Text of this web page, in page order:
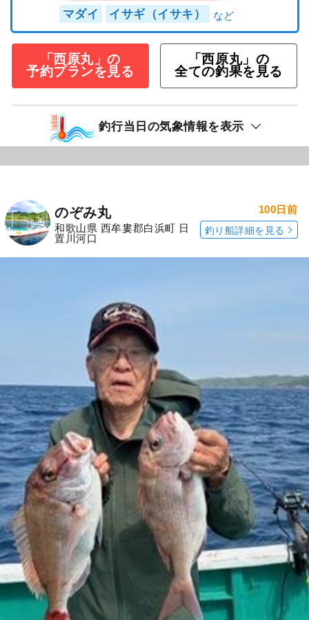
マダイ イサギ（イサキ）
「西原丸」の
予約プランを見る
「西原丸」の
全ての釣果を見る
釣行当日の気象情報を表示
のぞみ丸
和歌山県 西牟婁郡白浜町 日
置川河口
100日前
釣り船詳細を見る